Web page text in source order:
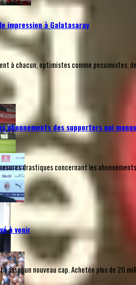
impression à Galatasaray
à chacun, optimistes comme pessimistes,
abonnements des supporters qui
drastiques concernant les
à venir
passer un nouveau cap. Achetée plus de 20